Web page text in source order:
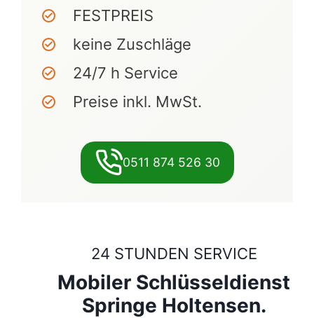
FESTPREIS
keine Zuschläge
24/7 h Service
Preise inkl. MwSt.
0511 874 526 30
24 STUNDEN SERVICE
Mobiler Schlüsseldienst
Springe Holtensen.